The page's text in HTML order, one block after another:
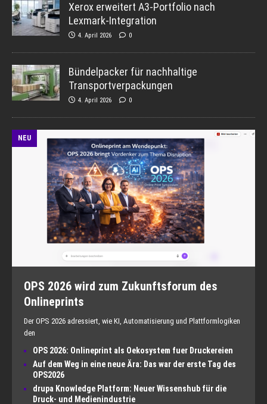
Xerox erweitert A3-Portfolio nach
Lexmark-Integration
4. April 2026 0
Bündelpacker für nachhaltige
Transportverpackungen
4. April 2026 0
NEU
OPS 2026 wird zum Zukunftsforum des
Onlineprints
Der OPS 2026 adressiert, wie KI, Automatisierung und Plattformlogiken
den
OPS 2026: Onlineprint als Oekosystem fuer Druckereien
Auf dem Weg in eine neue Ära: Das war der erste Tag des
OPS2026
drupa Knowledge Platform: Neuer Wissenshub für die
Druck- und Medienindustrie